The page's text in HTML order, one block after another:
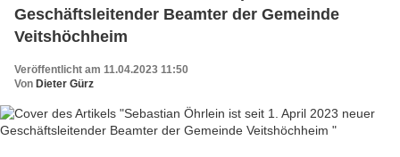
Geschäftsleitender Beamter der Gemeinde
Veitshöchheim
Veröffentlicht am 11.04.2023 11:50
Von Dieter Gürz